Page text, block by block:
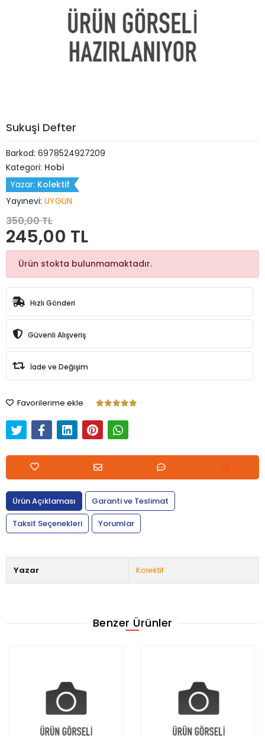
Sukuşi Defter
Barkod: 6978524927209
Kategori: Hobi
Yazar: Kolektif
Yayınevi: UYGUN
350,00 TL
245,00 TL
Ürün stokta bulunmamaktadır.
Hızlı Gönderi
Güvenli Alışveriş
İade ve Değişim
Favorilerime ekle
Ürün Açıklaması
Garanti ve Teslimat
Taksit Seçenekleri
Yorumlar
Yazar Kolektif
Benzer Ürünler